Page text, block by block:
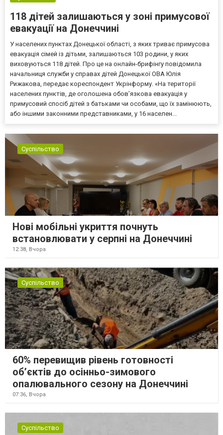
118 дітей залишаються у зоні примусової
евакуації на Донеччині
У населених пунктах Донецької області, з яких триває примусова
евакуація сімей із дітьми, залишаються 103 родини, у яких
виховуються 118 дітей. Про це на онлайн-брифінгу повідомила
начальниця служби у справах дітей Донецької ОВА Юлія
Рижакова, передає кореспондент Укрінформу. «На території
населених пунктів, де оголошена обов’язкова евакуація у
примусовий спосіб дітей з батьками чи особами, що їх замінюють,
або іншими законними представниками, у 16 населен...
Суспільство
Нові мобільні укриття почнуть
встановлювати у серпні на Донеччині
12:38, Вчора
Суспільство
60% перевищив рівень готовності
об’єктів до осінньо-зимового
опалювального сезону на Донеччині
07:36, Вчора
Суспільство